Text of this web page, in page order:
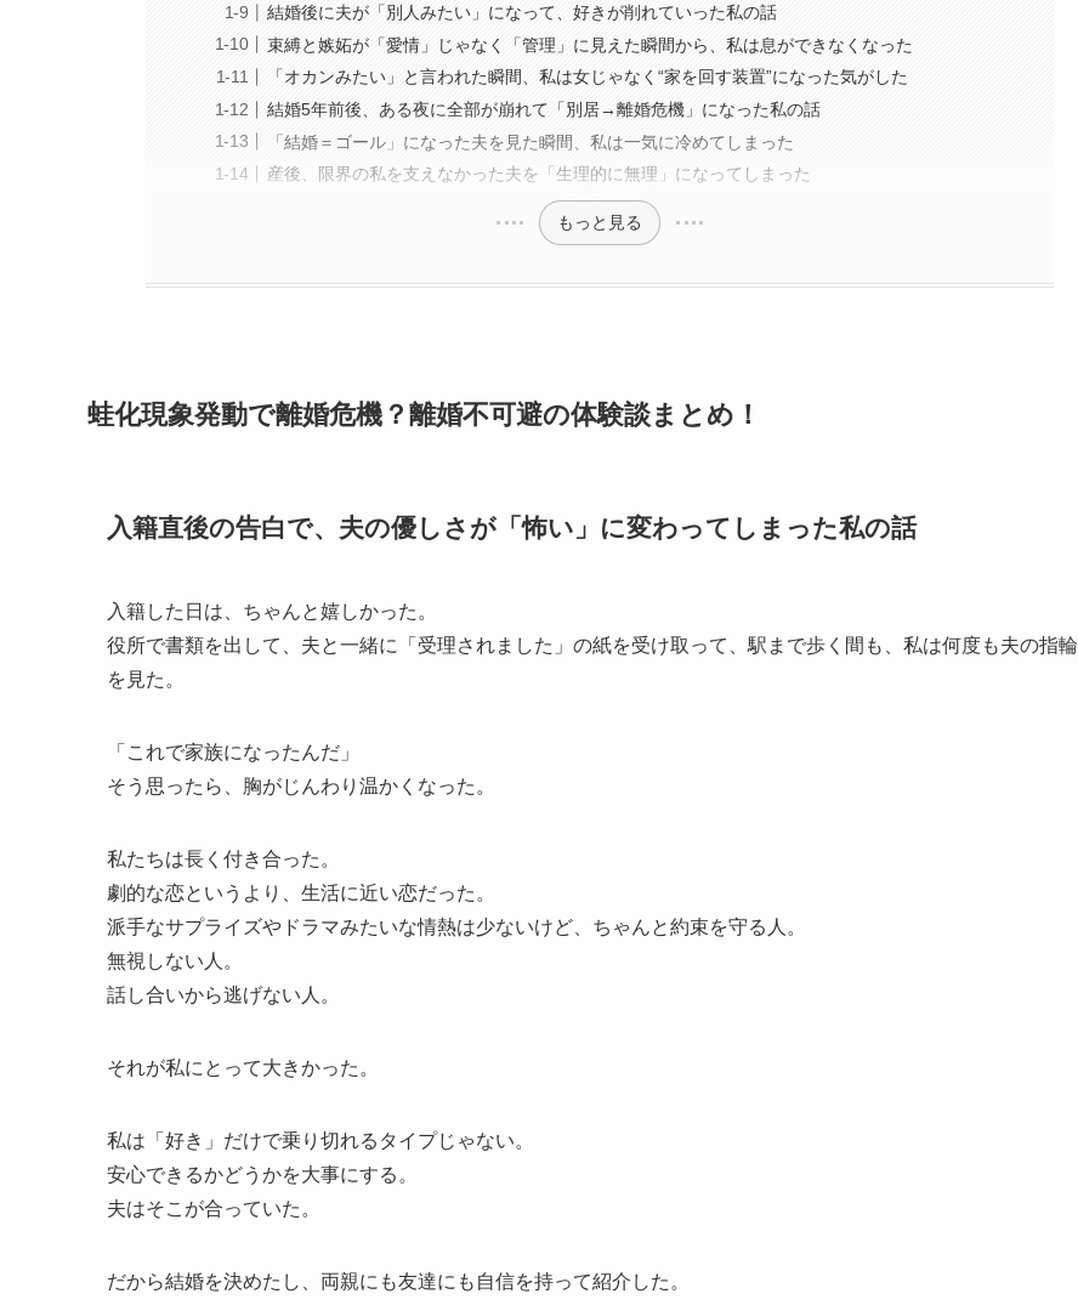
結婚後に夫が「別人みたい」になって、好きが削れていった私の話
束縛と嫉妬が「愛情」じゃなく「管理」に見えた瞬間から、私は息ができなくなった
「オカンみたい」と言われた瞬間、私は女じゃなく“家を回す装置”になった気がした
結婚5年前後、ある夜に全部が崩れて「別居→離婚危機」になった私の話
「結婚＝ゴール」になった夫を見た瞬間、私は一気に冷めてしまった
産後、限界の私を支えなかった夫を「生理的に無理」になってしまった
もっと見る
蛙化現象発動で離婚危機？離婚不可避の体験談まとめ！
入籍直後の告白で、夫の優しさが「怖い」に変わってしまった私の話
入籍した日は、ちゃんと嬉しかった。
役所で書類を出して、夫と一緒に「受理されました」の紙を受け取って、駅まで歩く間も、私は何度も夫の指輪
を見た。
「これで家族になったんだ」
そう思ったら、胸がじんわり温かくなった。
私たちは長く付き合った。
劇的な恋というより、生活に近い恋だった。
派手なサプライズやドラマみたいな情熱は少ないけど、ちゃんと約束を守る人。
無視しない人。
話し合いから逃げない人。
それが私にとって大きかった。
私は「好き」だけで乗り切れるタイプじゃない。
安心できるかどうかを大事にする。
夫はそこが合っていた。
だから結婚を決めたし、両親にも友達にも自信を持って紹介した。